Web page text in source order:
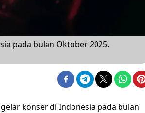
pada bulan Oktober 2025.
konser di Indonesia pada bulan